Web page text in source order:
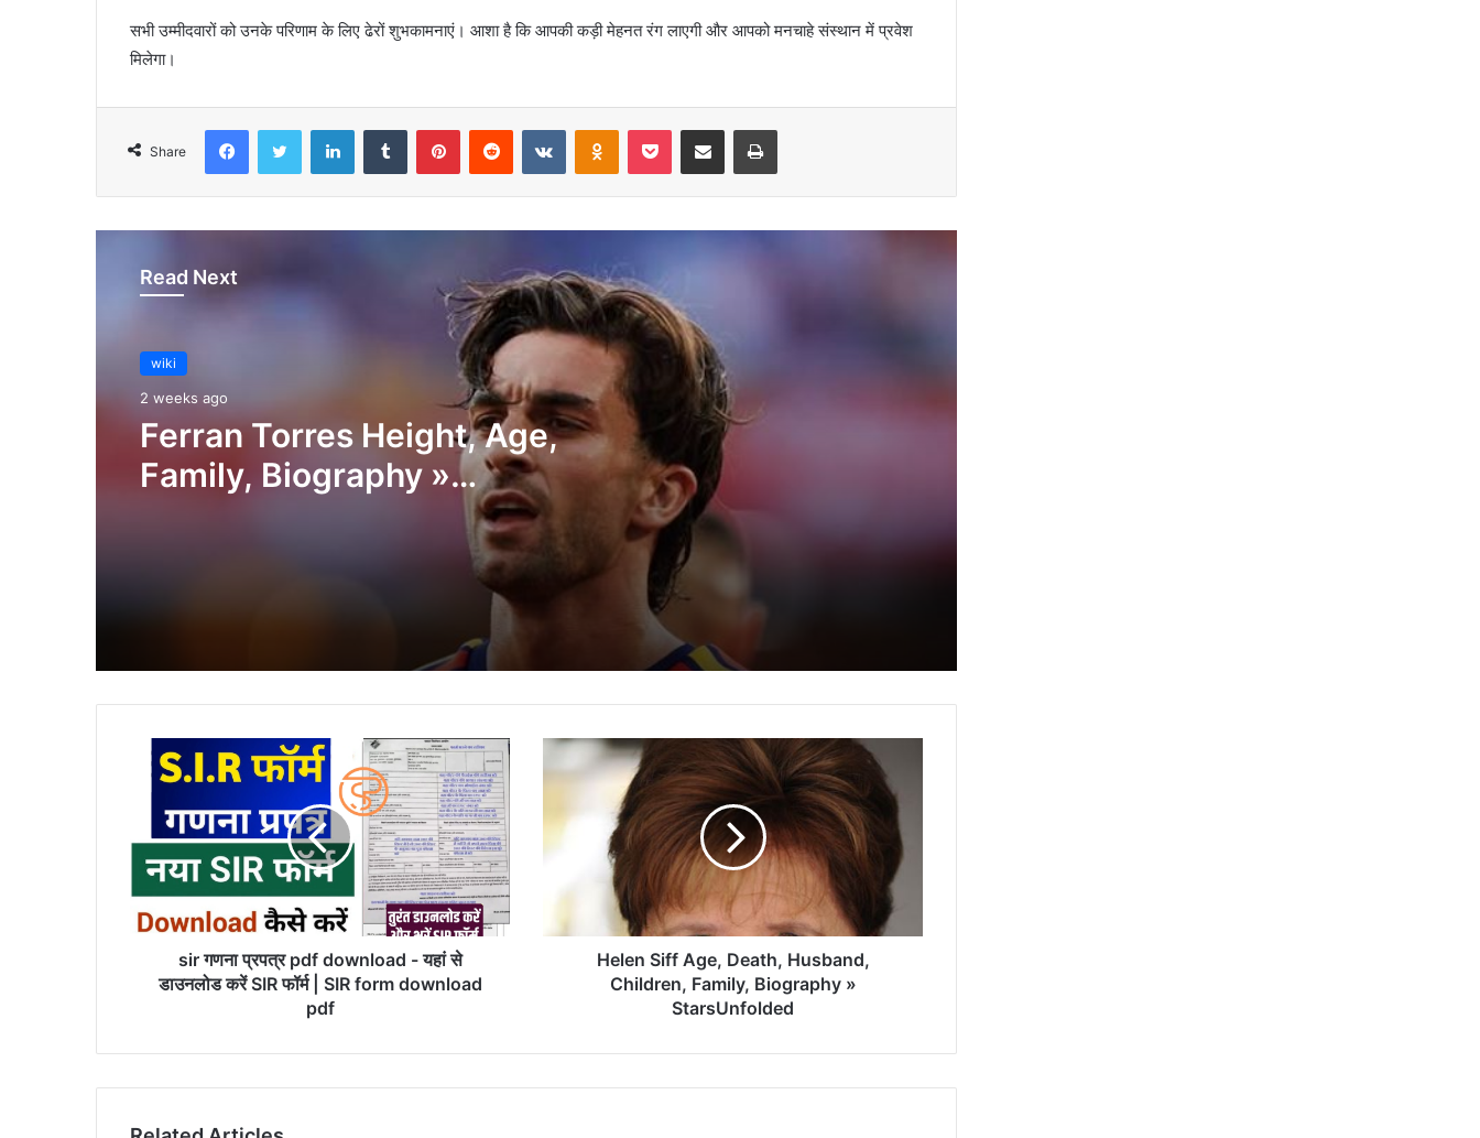
सभी उम्मीदवारों को उनके परिणाम के लिए ढेरों शुभकामनाएं। आशा है कि आपकी कड़ी मेहनत रंग लाएगी और आपको मनचाहे संस्थान में प्रवेश
मिलेगा।
Share
FacebookTwitter LinkedInTumblr PinterestReddit VKontakteOdnoklassniki
Pocket Share via Email Print
Read Next
wiki
2 weeks ago
Ferran Torres Height, Age,
Family, Biography »
Biography » StarsUnfolded
Barkha Trehan Height, Age, Husband,
StarsUnfolded
Mykhailo Fedorov Age, Wife, Children,
Family, Biography » StarsUnfolded
Madan Mitra Age, Wife, Children,
Family, Biography » StarsUnfolded
Khizer Khaderi Age, Biography »
StarsUnfolded
Hal Williams Height, Age, Death, Wife,
Children, Family, Biography »
StarsUnfolded
Gitanjali J Angmo (Sonam Wangchuk’s
Wife) Husband, Children, Family,
Biography » StarsUnfolded
Accessible Sustainability Alliance
(ASA) Origin, History, Founders,
Mission, And Business Biography »
StarsUnfolded
sir गणना प्रपत्र pdf download - यहां से
डाउनलोड करें SIR फॉर्म | SIR form download
pdf
Helen Siff Age, Death, Husband,
Children, Family, Biography »
StarsUnfolded